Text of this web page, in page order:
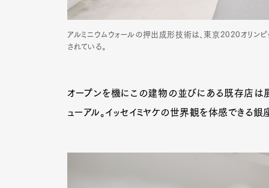
アルミニウムウォールの押出成形技術は、東京2020オリン
されている。
オープンを機にこの建物の並びにある既存店は
ューアル。イッセイミヤケの世界観を体感できる